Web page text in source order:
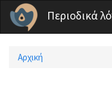
Παράκαμψη προς το κυρίως
Περιοδικά
Είστε εδώ
Αρχική